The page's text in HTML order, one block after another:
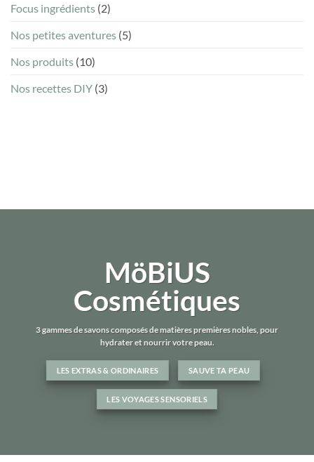
Focus ingrédients (2)
Nos petites aventures (5)
Nos produits (10)
Nos recettes DIY (3)
MöBiUS
Cosmétiques
3 gammes de savons composés de matières premières nobles, pour
hydrater et nourrir votre peau.
LES EXTRAS & ORDINAIRES SAUVE TA PEAU
LES VOYAGES SENSORIELS